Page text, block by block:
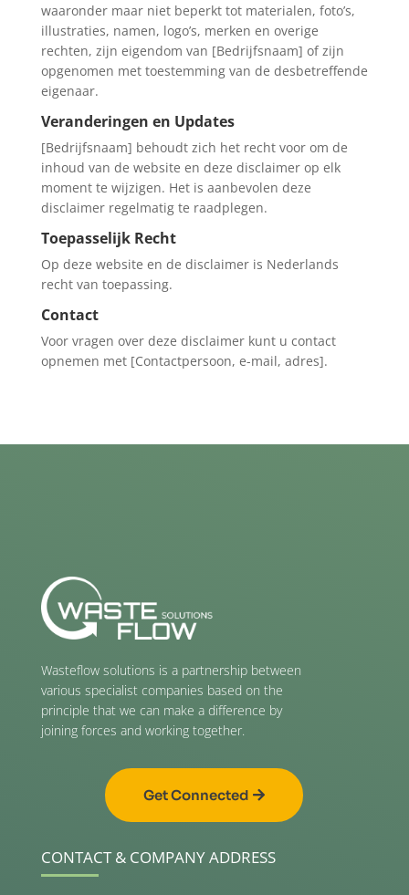
waaronder maar niet beperkt tot materialen, foto’s,
illustraties, namen, logo’s, merken en overige
rechten, zijn eigendom van [Bedrijfsnaam] of zijn
opgenomen met toestemming van de desbetreffende
eigenaar.
Veranderingen en Updates
[Bedrijfsnaam] behoudt zich het recht voor om de
inhoud van de website en deze disclaimer op elk
moment te wijzigen. Het is aanbevolen deze
disclaimer regelmatig te raadplegen.
Toepasselijk Recht
Op deze website en de disclaimer is Nederlands
recht van toepassing.
Contact
Voor vragen over deze disclaimer kunt u contact
opnemen met [Contactpersoon, e-mail, adres].
Wasteflow solutions is a partnership between
various specialist companies based on the
principle that we can make a difference by
joining forces and working together.
Get Connected
CONTACT & COMPANY ADDRESS